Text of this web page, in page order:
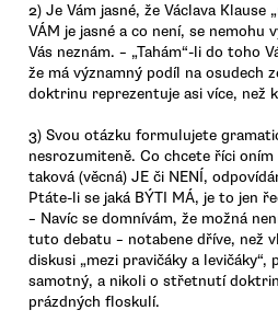
2) Je Vám jasné, že Václava Klause
VÁM je jasné a co není, se nemohu
Vás neznám. – „Tahám“-li do toho
že má významný podíl na osudech
doktrinu reprezentuje asi více, než
3) Svou otázku formulujete
nesrozumiteně. Co chcete říci
taková (věcná) JE či NENÍ,
Ptáte-li se jaká BÝTI MÁ, je to jen
– Navíc se domnívám, že možná
tuto debatu – notabene dříve, než
diskusi „mezi pravičáky a
samotný, a nikoli o střetnutí
prázdných floskulí.